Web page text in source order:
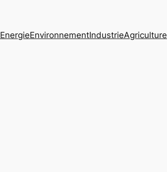
EnergieEnvironnementIndustrieAgriculture